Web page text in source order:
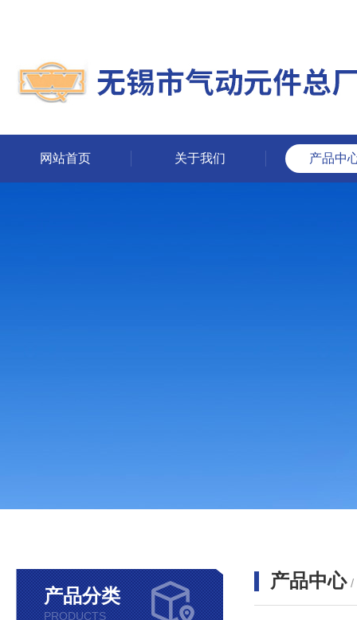
网站首页 关于我们 产品中
产品分类
PRODUCTS
产品中心 /